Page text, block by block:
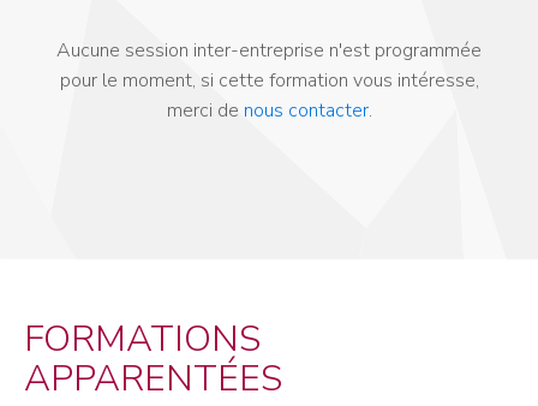
Aucune session inter-entreprise n'est programmée
pour le moment, si cette formation vous intéresse,
merci de nous contacter.
FORMATIONS
APPARENTÉES